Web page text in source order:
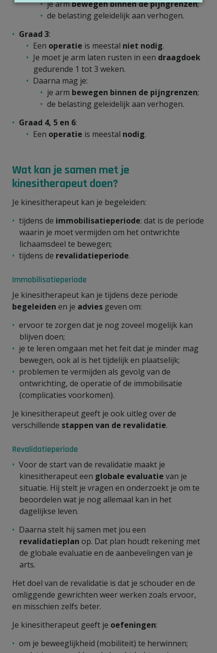
je armbewegen binnen de pijngrenzen;
de belasting geleidelijk aan verhogen.
Graad 3:
Een operatie is meestal niet nodig.
Je moet je arm laten rusten in een draagdoek
gedurende 1 tot 3 weken.
Daarna mag je:
je arm bewegen binnen de pijngrenzen;
de belasting geleidelijk aan verhogen.
Graad 4, 5 en 6:
Een operatie is meestal nodig.
Wat kan je samen met je
kinesitherapeut doen?
Je kinesitherapeut kan je begeleiden:
tijdens de immobilisatieperiode: dat is de periode
waarin je moet vermijden om het ontwrichte
lichaamsdeel te bewegen;
tijdens de revalidatieperiode.
Immobilisatieperiode
Je kinesitherapeut kan je tijdens deze periode
begeleiden en je advies geven om:
ervoor te zorgen dat je nog zoveel mogelijk kan
blijven doen;
je te leren omgaan met het feit dat je minder mag
bewegen, ook al is het tijdelijk en plaatselijk;
problemen te vermijden als gevolg van de
ontwrichting, de operatie of de immobilisatie
(complicaties voorkomen).
Je kinesitherapeut geeft je ook uitleg over de
verschillende stappen van de revalidatie.
Revalidatieperiode
Voor de start van de revalidatie maakt je
kinesitherapeut een globale evaluatie van je
situatie. Hij stelt je vragen en onderzoekt je om te
beoordelen wat je nog allemaal kan in het
dagelijkse leven.
Daarna stelt hij samen met jou een
revalidatieplan op. Dat plan houdt rekening met
de globale evaluatie en de aanbevelingen van je
arts.
Het doel van de revalidatie is dat je schouder en de
omliggende gewrichten weerwerken zoals ervoor,
en misschien zelfs beter.
Je kinesitherapeut geeft je oefeningen:
om je beweeglijkheid (mobiliteit) te herwinnen;